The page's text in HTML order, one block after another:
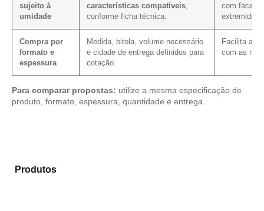
sujeito à
umidade
características compatíveis
conforme ficha técnica.
com faces,
Compra por
formato e
espessura
Medida, bitola, volume necessário
e cidade de entrega definidos para
cotação.
Facilita a
com as
Para comparar propostas: utilize a mesma especificação de
produto, formato, espessura, quantidade e entrega.
Produtos